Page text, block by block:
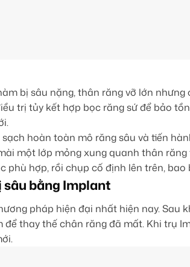
bị sâu nặng, thân răng vỡ lớn
trị tủy kết hợp bọc răng sứ để bảo
sạch hoàn toàn mô răng sâu và tiến
một lớp mỏng xung quanh thân
phù hợp, rồi chụp cố định lên trên,
bằng Implant
pháp hiện đại nhất hiện nay. Sau
thay thế chân răng đã mất. Khi trụ